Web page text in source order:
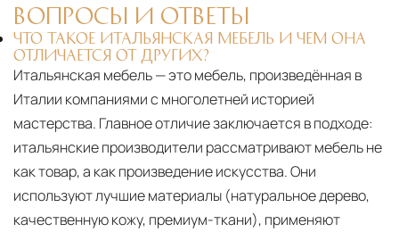
ВОПРОСЫ И ОТВЕТЫ
ЧТО ТАКОЕ ИТАЛЬЯНСКАЯ МЕБЕЛЬ И ЧЕМ ОНА
ОТЛИЧАЕТСЯ ОТ ДРУГИХ?
Итальянская мебель — это мебель, произведённая в
Италии компаниями с многолетней историей
мастерства. Главное отличие заключается в подходе:
итальянские производители рассматривают мебель не
как товар, а как произведение искусства. Они
используют лучшие материалы (натуральное дерево,
качественную кожу, премиум-ткани), применяют